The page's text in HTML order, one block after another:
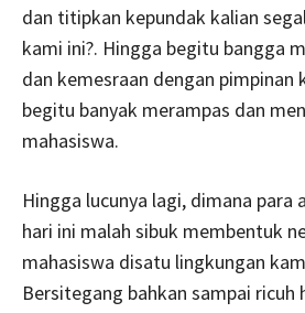
dan titipkan kepundak kalian
kami ini?. Hingga begitu bangga
dan kemesraan dengan pimpinan
begitu banyak merampas dan
mahasiswa.
Hingga lucunya lagi, dimana para
hari ini malah sibuk membentuk
mahasiswa disatu lingkungan
Bersitegang bahkan sampai ricuh